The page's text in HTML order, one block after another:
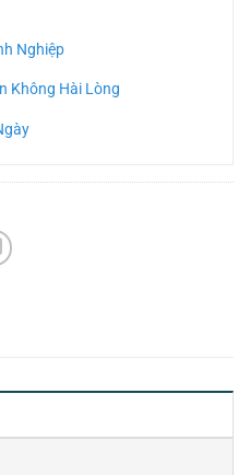
Nghiệp
Không Hài Lòng